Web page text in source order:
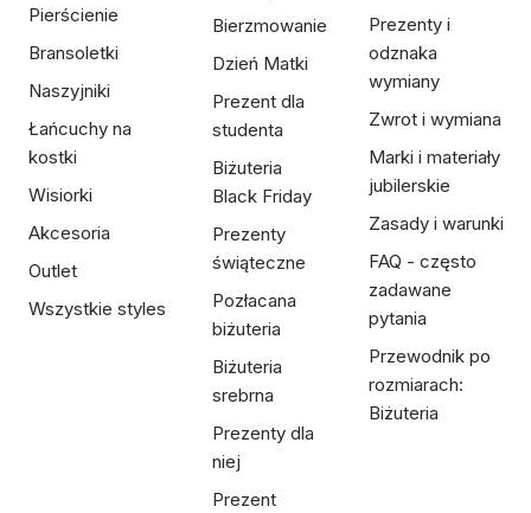
Pierścienie
Bransoletki
Naszyjniki
Łańcuchy na
kostki
Wisiorki
Akcesoria
Outlet
Wszystkie styles
Bierzmowanie
Dzień Matki
Prezent dla
studenta
Biżuteria
Black Friday
Prezenty
świąteczne
Pozłacana
biżuteria
Biżuteria
srebrna
Prezenty dla
niej
Prezent
Prezenty i
odznaka
wymiany
Zwrot i wymiana
Marki i materiały
jubilerskie
Zasady i warunki
FAQ - często
zadawane
pytania
Przewodnik po
rozmiarach:
Biżuteria